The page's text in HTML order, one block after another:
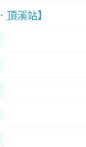
頂溪站】